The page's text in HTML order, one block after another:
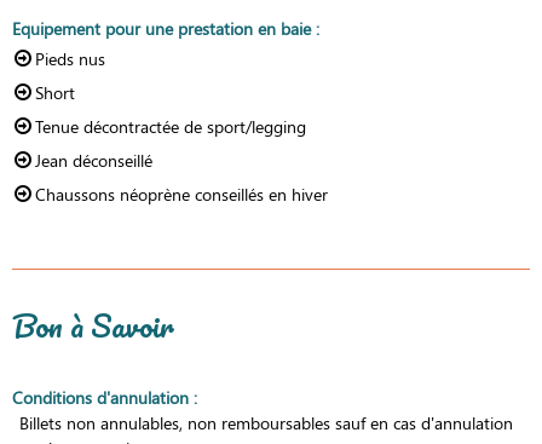
Equipement pour une prestation en baie:
Pieds nus
Short
Tenue décontractée de sport/legging
Jean déconseillé
Chaussons néoprène conseillés en hiver
Bon à Savoir
Conditions d'annulation :
Billets non annulables, non remboursables sauf en cas d'annulation